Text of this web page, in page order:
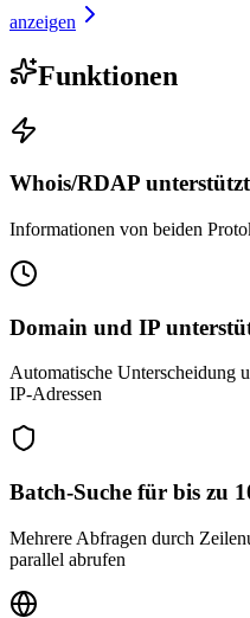
anzeigen
Funktionen
Whois/RDAP unterstützt
Informationen von beiden
Domain und IP
Automatische Unterscheidung
IP-Adressen
Batch-Suche für bis zu
Mehrere Abfragen durch
parallel abrufen